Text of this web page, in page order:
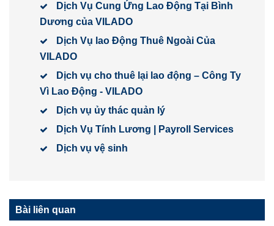
Dịch Vụ Cung Ứng Lao Động Tại Bình
Dương của VILADO
Dịch Vụ lao Động Thuê Ngoài Của
VILADO
Dịch vụ cho thuê lại lao động – Công Ty
Vì Lao Động - VILADO
Dịch vụ ủy thác quản lý
Dịch Vụ Tính Lương | Payroll Services
Dịch vụ vệ sinh
Bài liên quan